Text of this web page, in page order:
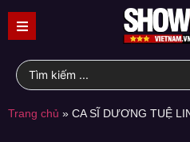
Trang chủ » CA SĨ DƯƠNG TUỆ